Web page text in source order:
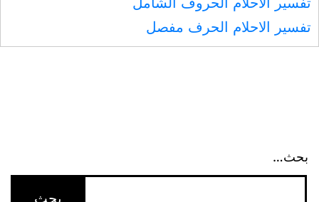
تفسير الاحلام الحرف مفصل
بحث…